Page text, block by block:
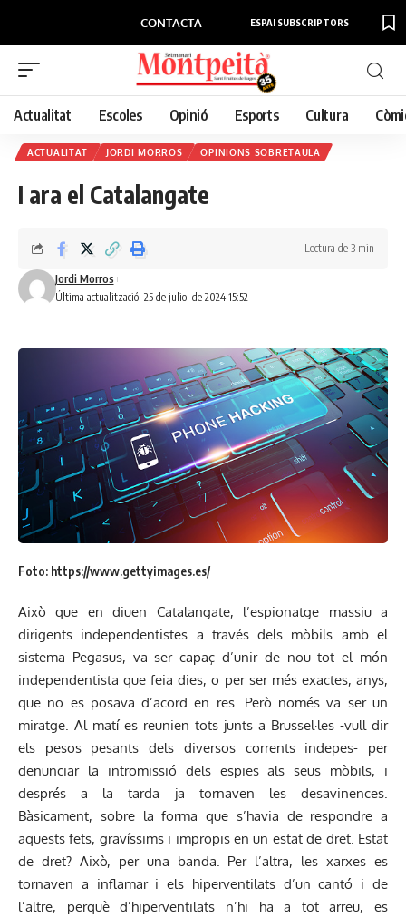
CONTACTA ESPAI SUBSCRIPTORS
Actualitat Escoles Opinió Esports Cultura
ACTUALITAT JORDI MORROS OPINIONS SOBRETAULA
I ara el Catalangate
Última actualització: 25 de juliol de 2024 15:52
Jordi Morros
Lectura de 3 min
Foto: https://www.gettyimages.es/
Això que en diuen Catalangate, l’espionatge massiu a
dirigents independentistes a través dels mòbils amb el
sistema Pegasus, va ser capaç d’unir de nou tot el món
independentista que feia dies, o per ser més exactes, anys,
que no es posava d’acord en res. Però només va ser un
miratge. Al matí es reunien tots junts a Brussel·les -vull dir
els pesos pesants dels diversos corrents indepes- per
denunciar la intromissió dels espies als seus mòbils, i
després a la tarda ja tornaven les desavinences.
Bàsicament, sobre la forma que s’havia de respondre a
aquests fets, gravíssims i impropis en un estat de dret. Estat
de dret? Això, per una banda. Per l’altra, les xarxes es
tornaven a inflamar i els hiperventilats d’un cantó i de
l’altre, perquè d’hiperventilats n’hi ha a tot arreu, es